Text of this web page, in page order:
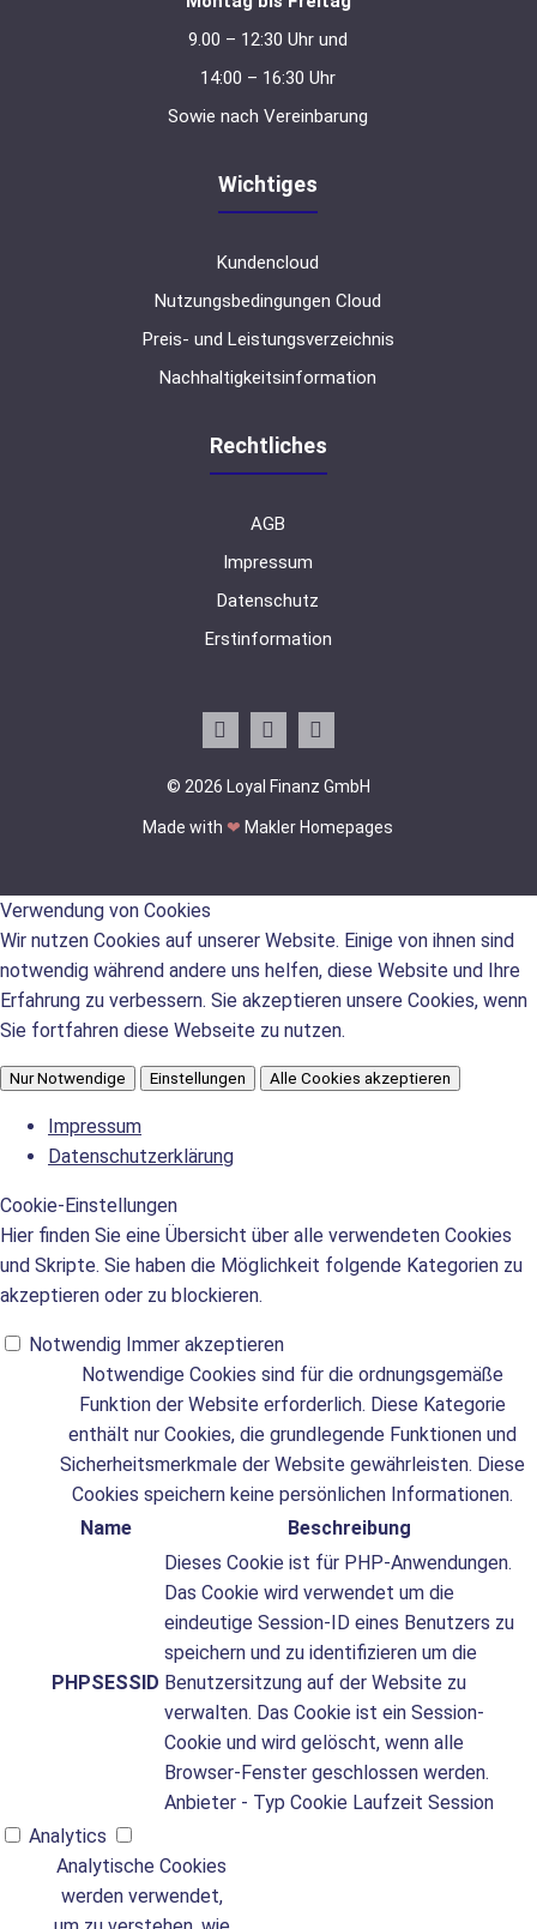
9.00 – 12:30 Uhr und
14:00 – 16:30 Uhr
Sowie nach Vereinbarung
Rechtliches
AGB
Impressum
Datenschutz
Erstinformation
Wichtiges
Kundencloud
Nutzungsbedingungen Cloud
Preis- und Leistungsverzeichnis
Nachhaltigkeitsinformation
© 2026 Loyal Finanz GmbH
Made with❤ Makler Homepages
Verwendung von Cookies
Wir nutzen Cookies auf unserer Website. Einige von ihnen sind
notwendig während andere uns helfen, diese Website und Ihre
Erfahrung zu verbessern. Sie akzeptieren unsere Cookies, wenn
Sie fortfahren diese Webseite zu nutzen.
Nur Notwendige Einstellungen Alle Cookies akzeptieren
Impressum
Datenschutzerklärung
Cookie-Einstellungen
Hier finden Sie eine Übersicht über alle verwendeten Cookies
und Skripte. Sie haben die Möglichkeit folgende Kategorien zu
akzeptieren oder zu blockieren.
Notwendig Immer akzeptieren
Notwendige Cookies sind für die ordnungsgemäße
Funktion der Website erforderlich. Diese Kategorie
enthält nur Cookies, die grundlegende Funktionen und
Sicherheitsmerkmale der Website gewährleisten. Diese
Cookies speichern keine persönlichen Informationen.
Name
Beschreibung
PHPSESSID
Dieses Cookie ist für PHP-Anwendungen.
Das Cookie wird verwendet um die
eindeutige Session-ID eines Benutzers zu
speichern und zu identifizieren um die
Benutzersitzung auf der Website zu
verwalten. Das Cookie ist ein Session-
Cookie und wird gelöscht, wenn alle
Browser-Fenster geschlossen werden.
Anbieter - Typ Cookie Laufzeit Session
Analytics
Analytische Cookies
werden verwendet,